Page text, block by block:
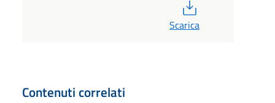
Scarica
Contenuti correlati